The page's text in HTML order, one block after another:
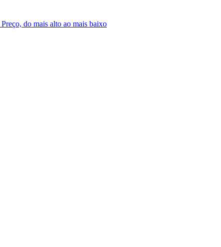
Preço, do mais alto ao mais baixo